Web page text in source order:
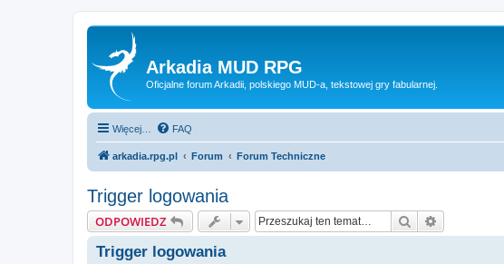
Arkadia MUD RPG
Oficjalne forum Arkadii, polskiego MUD-a, tekstowej gry fabularnej.
Więcej… FAQ
arkadia.rpg.pl Forum Forum Techniczne
Trigger logowania
ODPOWIEDZ Szukaj
Trigger logowania